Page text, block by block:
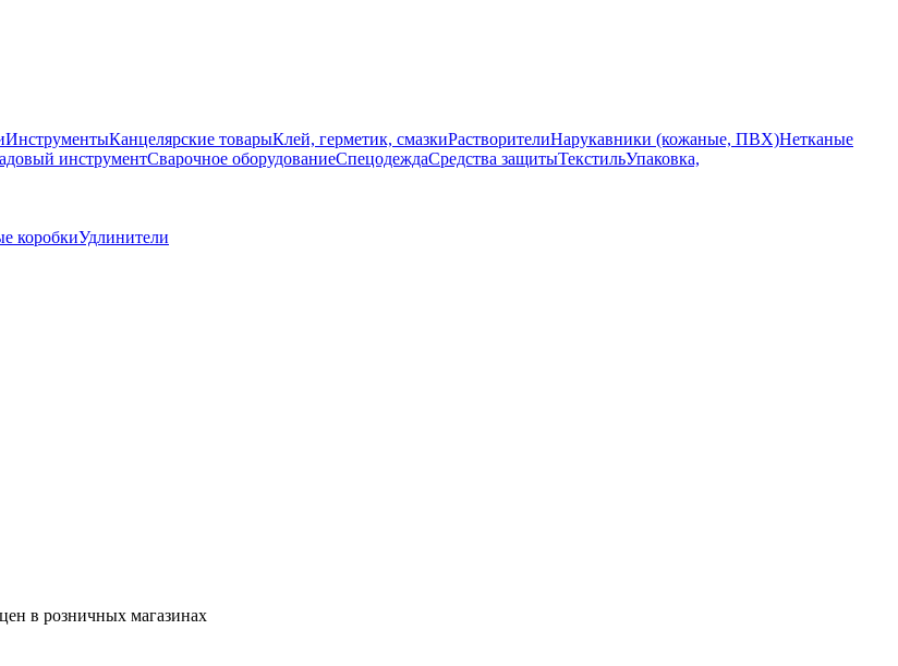
ИнструментыКанцелярские товарыКлей, герметик, смазкиРастворителиНарукавники (кожаные, ПВХ)Нетканые
инструментСварочное оборудованиеСпецодеждаСредства защитыТекстильУпаковка,
коробкиУдлинители
в розничных магазинах